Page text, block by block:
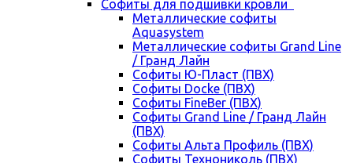
Cофиты для подшивки кровли
Металлические софиты
Aquasystem
Металлические софиты Grand Line
/ Гранд Лайн
Софиты Ю-Пласт (ПВХ)
Софиты Docke (ПВХ)
Софиты FineBer (ПВХ)
Софиты Grand Line / Гранд Лайн
(ПВХ)
Софиты Альта Профиль (ПВХ)
Софиты Технониколь (ПВХ)